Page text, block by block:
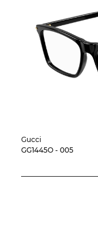
Gucci
GG1445O - 005